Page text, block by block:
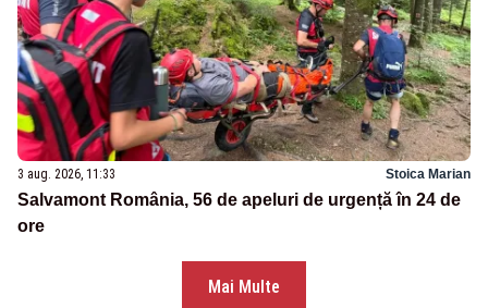
3 aug. 2026, 11:33 Stoica Marian
Salvamont România, 56 de apeluri de urgență în 24 de
ore
Mai Multe